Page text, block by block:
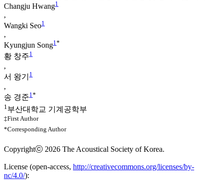
Changju Hwang1
,
Wangki Seo1
,
Kyungjun Song1*
황 창주1
,
서 왕기 1
,
송 경준1*
1 부산대학교 기계공학부
‡First Author
*Corresponding Author
Copyrightⓒ 2026 The Acoustical Society of Korea.
License (open-access, http://creativecommons.org/licenses/by-
nc/4.0/):